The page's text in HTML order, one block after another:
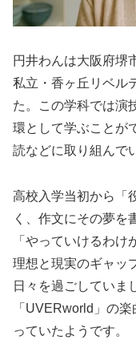
円井わんは大阪府堺
私立・香ヶ丘リベル
た。この学科では演
環として学ぶことが
読などに取り組んで
高校入学当初から「
く、作文にその夢を
「やっていけるわけ
理想と現実のギャッ
日々を過ごしていま
「UVERworld」の
っていたようです。